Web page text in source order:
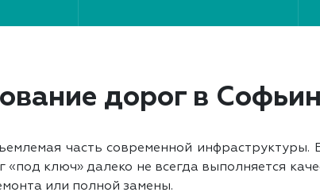
дорог в
часть современной инфраструктуры.
«под ключ» далеко не всегда выполняется
или полной замены.